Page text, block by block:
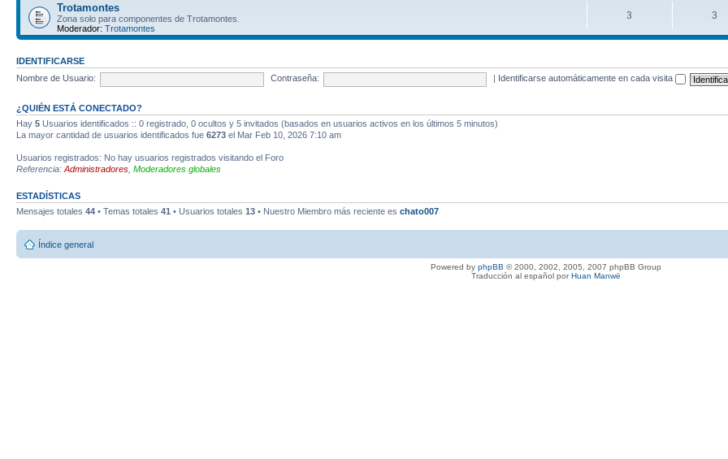
Trotamontes
Zona solo para componentes de Trotamontes.
Moderador: Trotamontes
3 3
IDENTIFICARSE
Nombre de Usuario:
Contraseña: Identificarse automáticamente en cada visita
¿QUIÉN ESTÁ CONECTADO?
Hay 5 Usuarios identificados :: 0 registrado, 0 ocultos y 5 invitados (basados en usuarios activos en los últimos 5 minutos)
La mayor cantidad de usuarios identificados fue 6273 el Mar Feb 10, 2026 7:10 am
Usuarios registrados: No hay usuarios registrados visitando el Foro
Referencia: Administradores Moderadores globales
ESTADÍSTICAS
Mensajes totales 44 • Temas totales 41 • Usuarios totales 13 • Nuestro Miembro más reciente es chato007
Índice general
Powered by phpBB © 2000, 2002, 2005, 2007 phpBB Group
Traducción al español porHuan Manwë